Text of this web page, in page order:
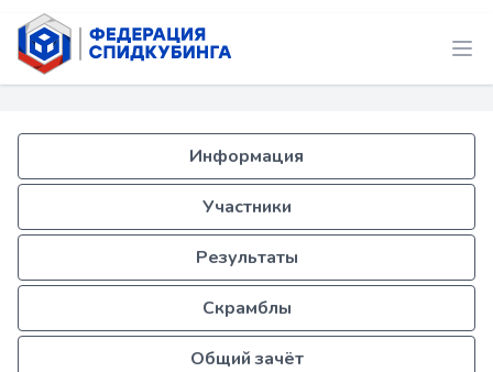
Информация
Участники
Результаты
Скрамблы
Общий зачёт